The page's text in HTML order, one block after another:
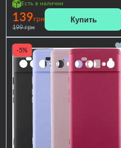
Есть в наличии
139грн
199 грн
Купить
-5%